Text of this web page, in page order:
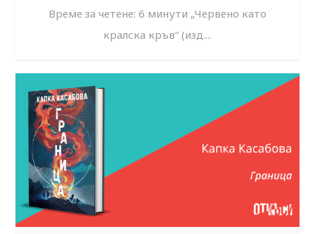
Време за четене: 6 минути „Червено като
кралска кръв“ (изд....